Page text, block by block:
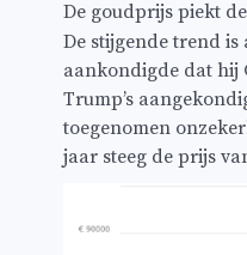
De goudprijs piekt
De stijgende trend
aankondigde dat hij
Trump’s
toegenomen
jaar steeg de prijs